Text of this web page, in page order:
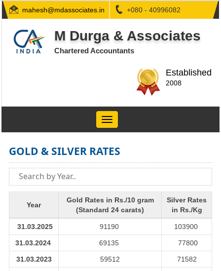
mahesh@mdassociates.in +080 - 40996082
M Durga & Associates
Chartered Accountants
Established
2008
Toggle
navigation
GOLD & SILVER RATES
Year
Gold Rates in Rs./10 gram
(Standard 24 carats)
Silver Rates
in Rs./Kg
31.03.2025 91190 103900
31.03.2024 69135 77800
31.03.2023 59512 71582